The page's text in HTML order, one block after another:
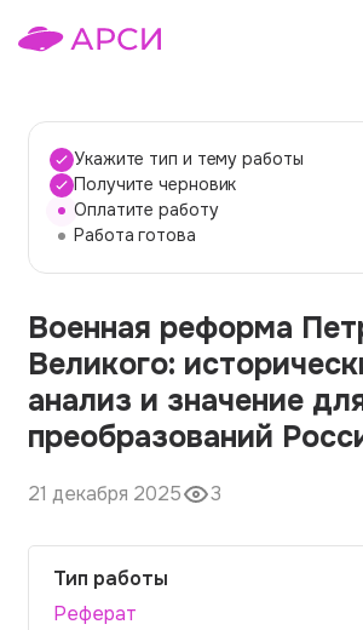
Темы работ
О сервисе
О компании
Наши гарантии
Порядок оплаты
Контакты
Укажите тип и тему работы
Получите черновик
Оплатите работу
Работа готова
Военная реформа
Великого:
анализ и значение
преобразований
21 декабря 2025 3
Тип работы
Реферат